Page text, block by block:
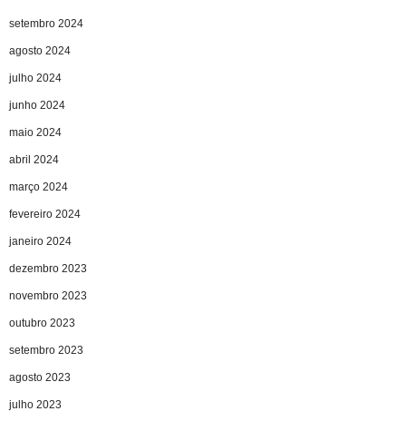
setembro 2024
agosto 2024
julho 2024
junho 2024
maio 2024
abril 2024
março 2024
fevereiro 2024
janeiro 2024
dezembro 2023
novembro 2023
outubro 2023
setembro 2023
agosto 2023
julho 2023